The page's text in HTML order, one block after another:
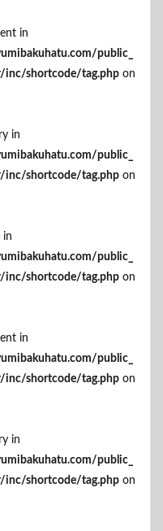
in
public_
shortcode/tag.php on
in
public_
shortcode/tag.php on
in
public_
shortcode/tag.php on
in
public_
shortcode/tag.php on
in
public_
shortcode/tag.php on